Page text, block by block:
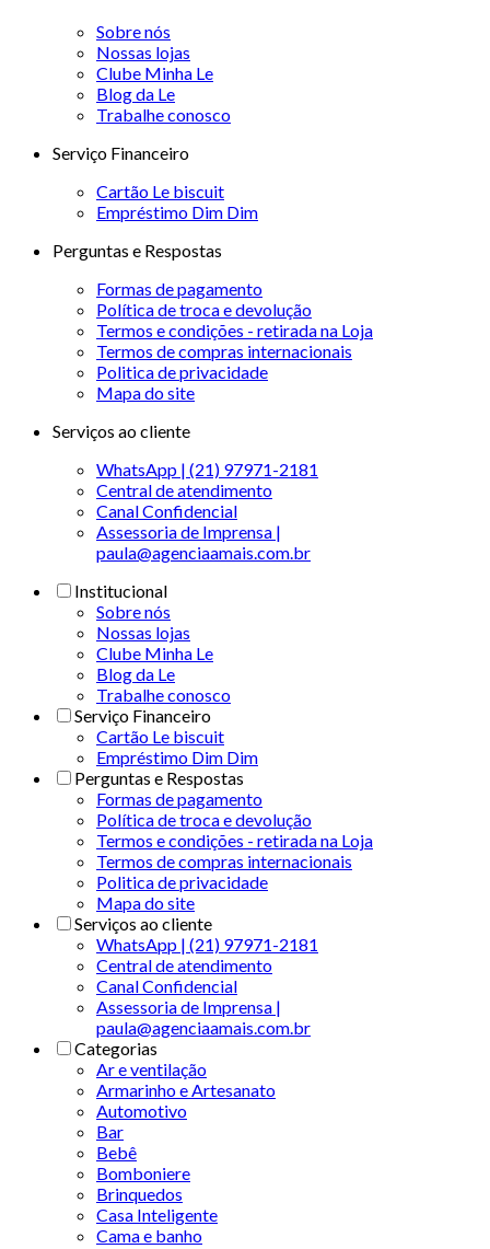
Sobre nós
Nossas lojas
Clube Minha Le
Blog da Le
Trabalhe conosco
Serviço Financeiro
Cartão Le biscuit
Empréstimo Dim Dim
Perguntas e Respostas
Formas de pagamento
Política de troca e devolução
Termos e condições - retirada na Loja
Termos de compras internacionais
Politica de privacidade
Mapa do site
Serviços ao cliente
WhatsApp | (21) 97971-2181
Central de atendimento
Canal Confidencial
Assessoria de Imprensa |
paula@agenciaamais.com.br
Institucional
Sobre nós
Nossas lojas
Clube Minha Le
Blog da Le
Trabalhe conosco
Serviço Financeiro
Cartão Le biscuit
Empréstimo Dim Dim
Perguntas e Respostas
Formas de pagamento
Política de troca e devolução
Termos e condições - retirada na Loja
Termos de compras internacionais
Politica de privacidade
Mapa do site
Serviços ao cliente
WhatsApp | (21) 97971-2181
Central de atendimento
Canal Confidencial
Assessoria de Imprensa |
paula@agenciaamais.com.br
Categorias
Ar e ventilação
Armarinho e Artesanato
Automotivo
Bar
Bebê
Bomboniere
Brinquedos
Casa Inteligente
Cama e banho